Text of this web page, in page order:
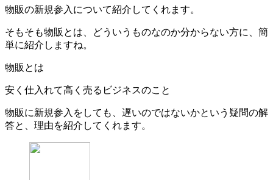
物販の新規参入について紹介してくれます。
そもそも物販とは、どういうものなのか分からない方に、簡
単に紹介しますね。
物販とは
安く仕入れて高く売るビジネスのこと
物販に新規参入をしても、遅いのではないかという疑問の解
答と、理由を紹介してくれます。